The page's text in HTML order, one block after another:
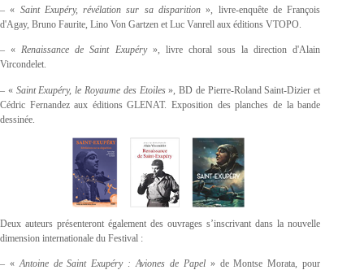
– « Saint Exupéry, révélation sur sa disparition», livre-enquête de François
d'Agay, Bruno Faurite, Lino Von Gartzen et Luc Vanrell aux éditions VTOPO.
– «Renaissance de Saint Exupéry », livre choral sous la direction d'Alain
Vircondelet.
– « Saint Exupéry, le Royaume des Etoiles», BD de Pierre-Roland Saint-Dizier et
Cédric Fernandez aux éditions GLENAT. Exposition des planches de la bande
dessinée.
Deux auteurs présenteront également des ouvrages s’inscrivant dans la nouvelle
dimension internationale du Festival :
– «Antoine de Saint Exupéry : Aviones de Papel » de Montse Morata, pour